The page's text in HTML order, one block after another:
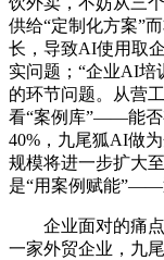
供给“定制化方案”
长，导致AI使用取
实问题；“企业AI培
的环节问题。从营
看“案例库”——能否
40%，九尾狐AI做
规模将进一步扩大
是“用案例赋能”——
企业面对的痛点
一家外贸企业，九